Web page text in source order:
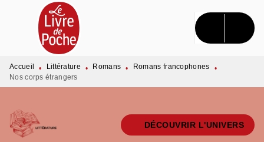
MENU RECHERCHE CONTENU
PIED DE PAGE
Accueil • Littérature • Romans • Romans francophones
•
Nos corps étrangers
DÉCOUVRIR L'UNIVERS